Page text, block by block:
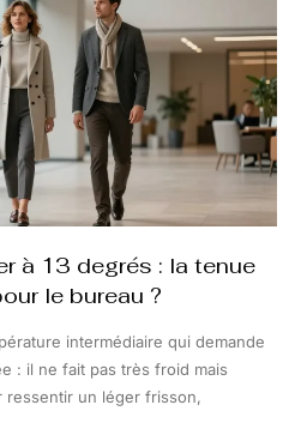
à 13 degrés : la tenue
le bureau ?
intermédiaire qui demande
: il ne fait pas très froid mais
ressentir un léger frisson,